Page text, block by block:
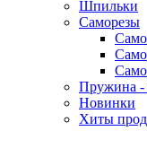
Шпильки
Саморезы
Пружина -
Новинки
Хиты